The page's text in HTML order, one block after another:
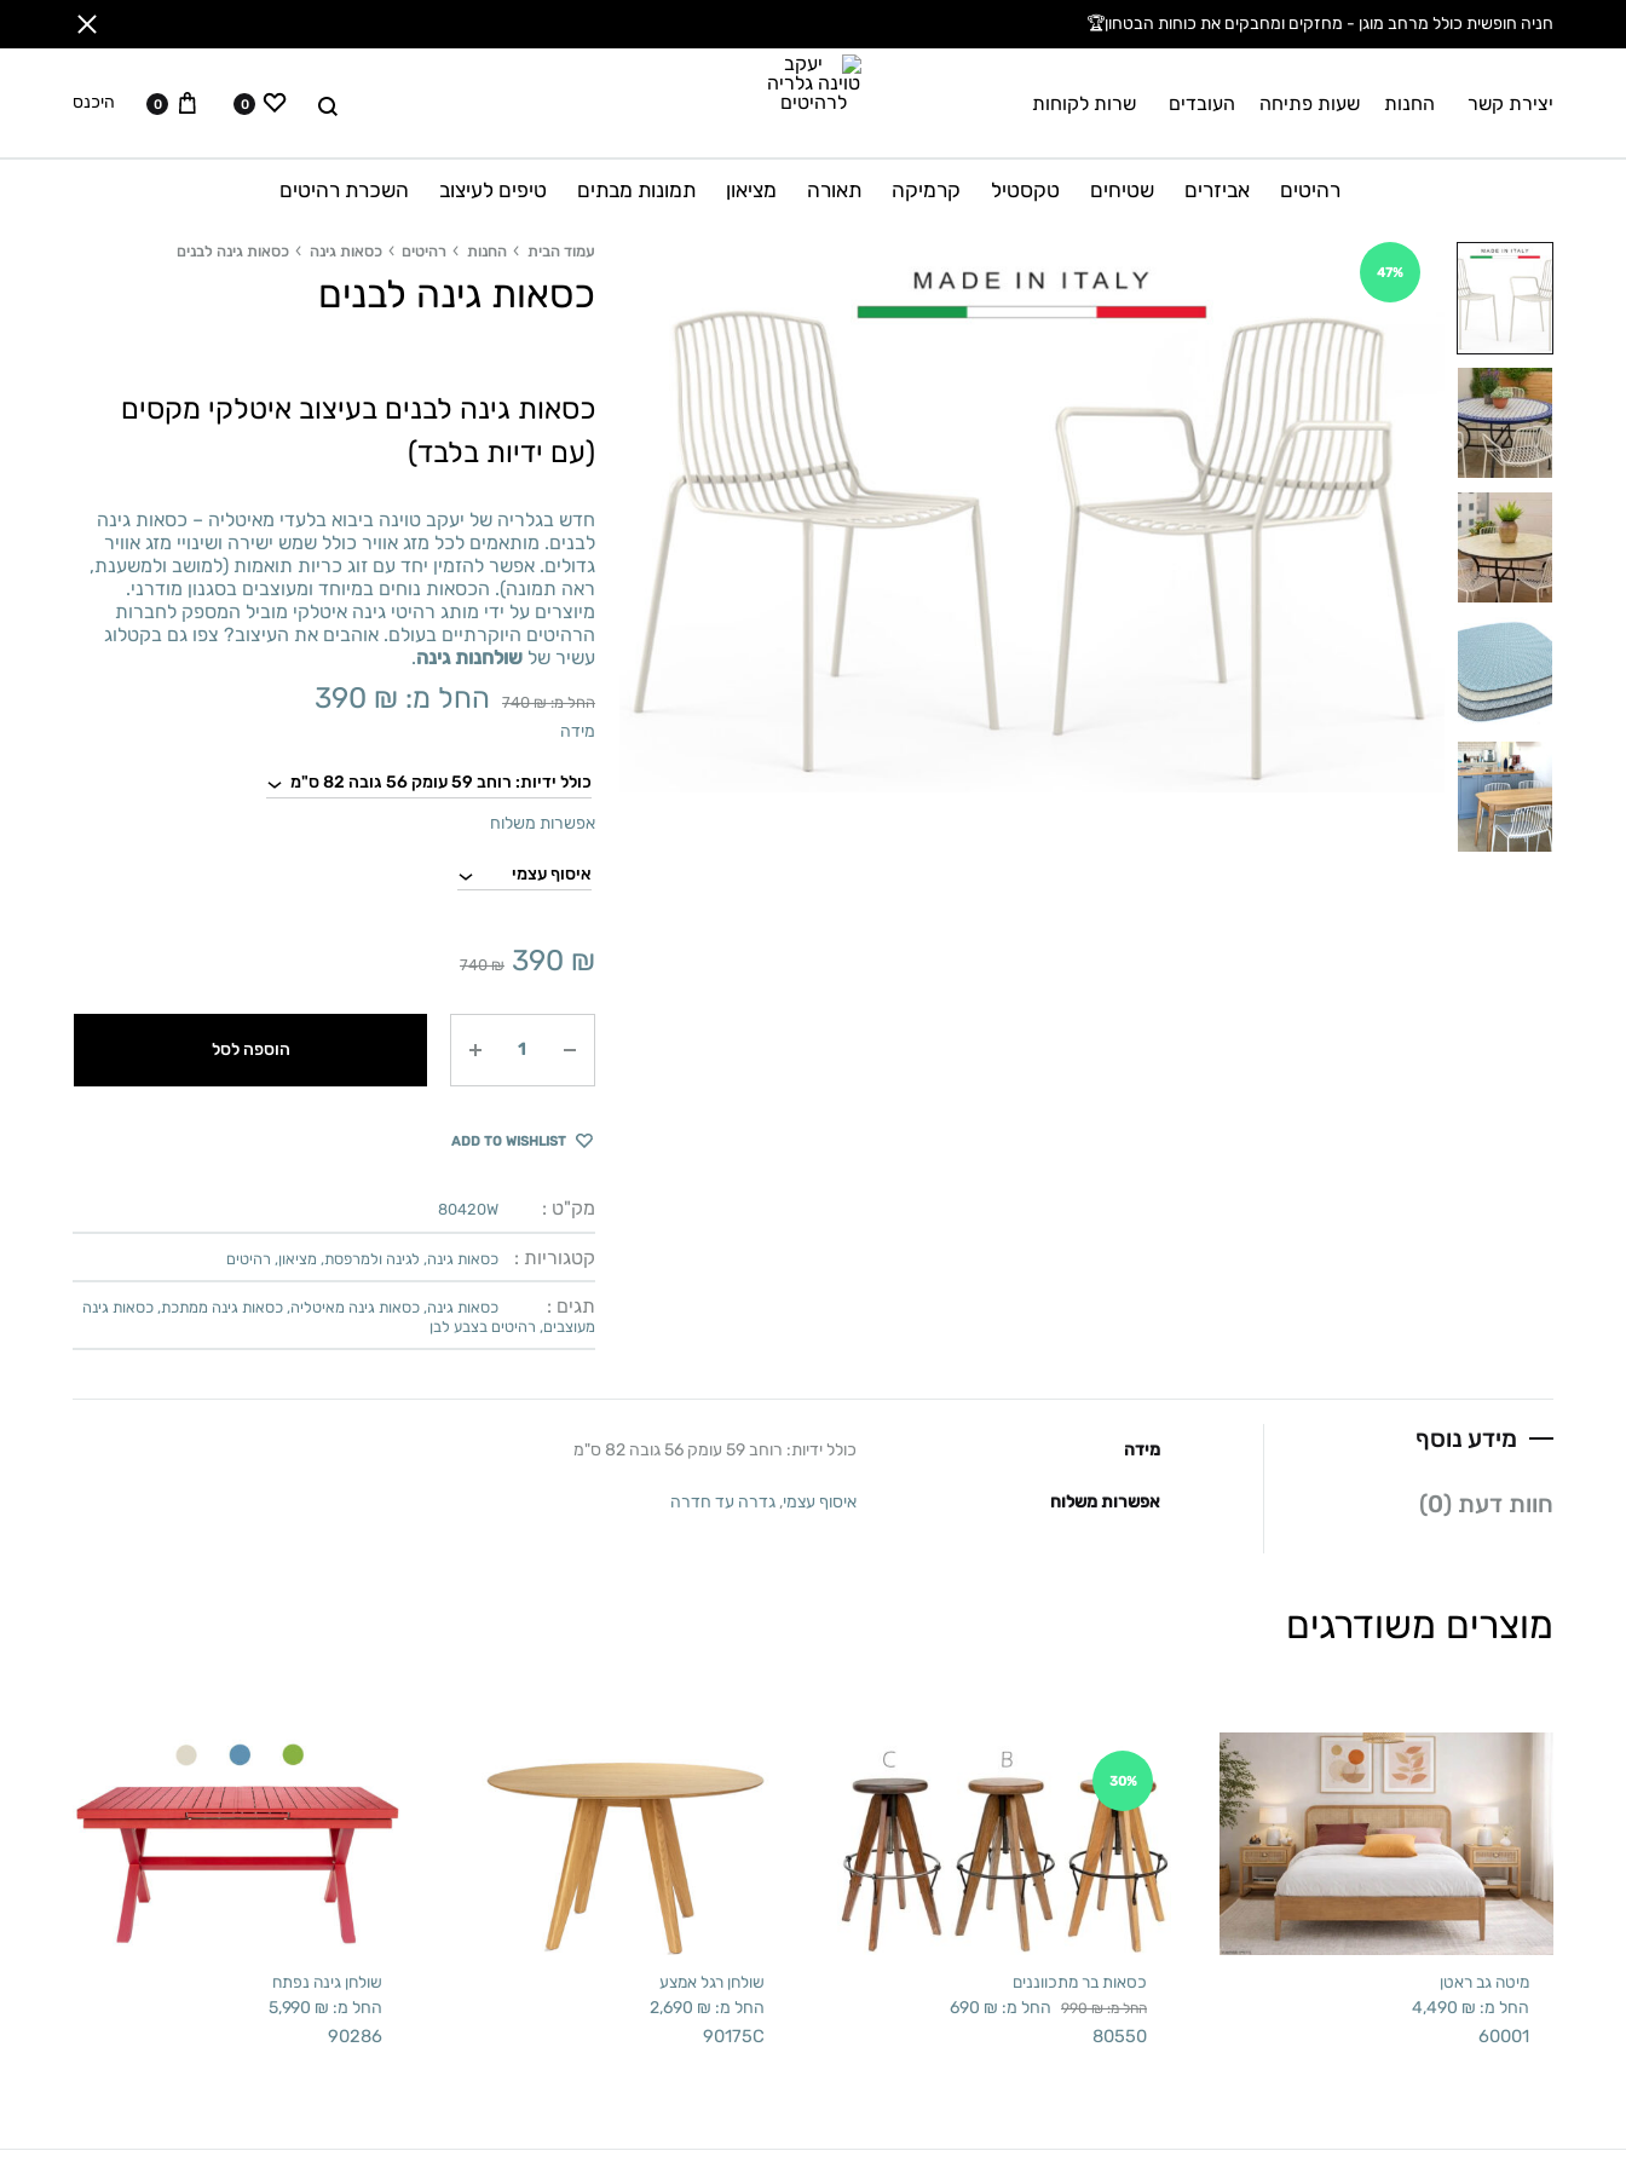
חניה חופשית כולל מרחב מוגן - מחזקים ומחבקים את כוחות הבטחון🏆
יצירת קשר החנות שעות פתיחה העובדים שרות לקוחות
יעקב
טוינה
גלריה
לרהיטים
לחפש ווישליסט
0 עגלה
0 היכנס
רהיטים אביזרים שטיחים טקסטיל קרמיקה תאורה מציאון תמונות מבתים טיפים לעיצוב השכרת רהיטים
47%
עמוד הבית החנות רהיטים כסאות גינה כסאות גינה לבנים
כסאות גינה לבנים
כסאות גינה לבנים בעיצוב איטלקי מקסים
(עם ידיות בלבד)
חדש בגלריה של יעקב טוינה ביבוא בלעדי מאיטליה – כסאות גינה
לבנים. מותאמים לכל מזג אוויר כולל שמש ישירה ושינויי מזג אוויר
גדולים. אפשר להזמין יחד עם זוג כריות תואמות (למושב ולמשענת,
ראה תמונה). הכסאות נוחים במיוחד ומעוצבים בסגנון מודרני.
מיוצרים על ידי מותג רהיטי גינה איטלקי מוביל המספק לחברות
הרהיטים היוקרתיים בעולם. אוהבים את העיצוב? צפו גם בקטלוג
עשיר של שולחנות גינה.
החל מ: 740₪ החל מ: 390 ₪
מידה
אפשרות משלוח
390 ₪
740₪
הוספה לסל
ADD TO WISHLIST
מק"ט : 80420W
קטגוריות : כסאות גינה, לגינה ולמרפסת, מציאון, רהיטים
תגים : כסאות גינה, כסאות גינה מאיטליה, כסאות גינה ממתכת, כסאות גינה
מעוצבים, רהיטים בצבע לבן
מידע נוסף
חוות דעת (0)
מידה כולל ידיות: רוחב 59 עומק 56 גובה 82 ס"מ
אפשרות משלוח איסוף עצמי, גדרה עד חדרה
מוצרים משודרגים
מיטה גב ראטן
החל מ: 4,490 ₪
60001
30%
כסאות בר מתכווננים
החל מ: 990₪ החל מ: 690 ₪
80550
שולחן רגל אמצע
החל מ: 2,690 ₪
90175C
שולחן גינה נפתח
החל מ: 5,990 ₪
90286